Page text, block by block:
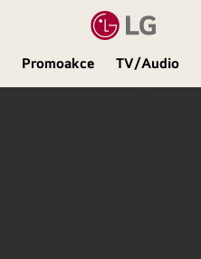
Promoakce TV/Audio